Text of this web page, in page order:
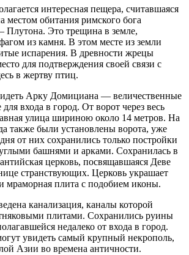
интересная пещера, считавшаяся
местом обитания римского бога
Плутона. Это трещина в земле,
из камня. В этом месте из земли
испарения. В древности жрецы
для подтверждения своей связи с
в жертву птиц.
Арку Домициана — величественные
входа в город. От ворот через весь
улица шириною около 14 метров. На
также были установлены ворота, уже
от них сохранились только постройки
башнями и арками. Сохранилась в
церковь, посвящавшаяся Деве
странствующих. Церковь украшает
мраморная плита с подобием иконы.
канализация, каналы которой
плитами. Сохранились руины
недалеко от входа в город.
увидеть самый крупный некрополь,
Азии во времена античности.